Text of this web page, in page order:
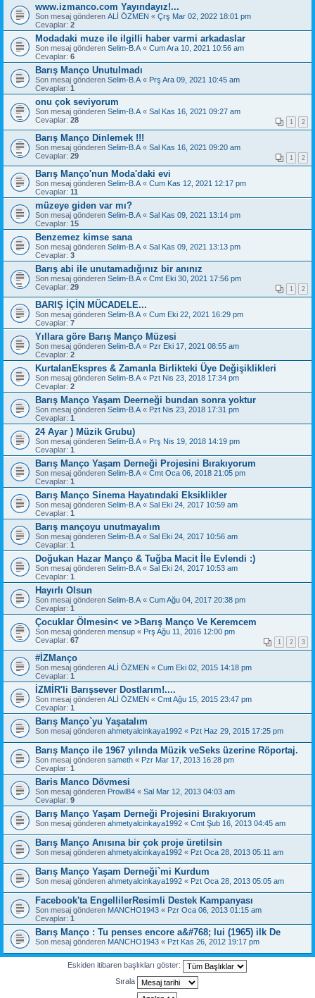
www.izmanco.com Yayındayız!...
Son mesaj gönderen ALİ ÖZMEN « Çrş Mar 02, 2022 18:01 pm
Cevaplar: 2
Modadaki muze ile ilgilli haber varmi arkadaslar
Son mesaj gönderen Selim-B.A « Cum Ara 10, 2021 10:56 am
Cevaplar: 6
Barış Manço Unutulmadı
Son mesaj gönderen Selim-B.A « Prş Ara 09, 2021 10:45 am
Cevaplar: 1
onu çok seviyorum
Son mesaj gönderen Selim-B.A « Sal Kas 16, 2021 09:27 am
Cevaplar: 28 1 2
Barış Manço Dinlemek !!!
Son mesaj gönderen Selim-B.A « Sal Kas 16, 2021 09:20 am
Cevaplar: 29 1 2
Barış Manço'nun Moda'daki evi
Son mesaj gönderen Selim-B.A « Cum Kas 12, 2021 12:17 pm
Cevaplar: 11
müzeye giden var mı?
Son mesaj gönderen Selim-B.A « Sal Kas 09, 2021 13:14 pm
Cevaplar: 15
Benzemez kimse sana
Son mesaj gönderen Selim-B.A « Sal Kas 09, 2021 13:13 pm
Cevaplar: 3
Barış abi ile unutamadığınız bir anınız
Son mesaj gönderen Selim-B.A « Cmt Eki 30, 2021 17:56 pm
Cevaplar: 29 1 2
BARIŞ İÇİN MÜCADELE...
Son mesaj gönderen Selim-B.A « Cum Eki 22, 2021 16:29 pm
Cevaplar: 7
Yıllara göre Barış Manço Müzesi
Son mesaj gönderen Selim-B.A « Pzr Eki 17, 2021 08:55 am
Cevaplar: 2
KurtalanEkspres & Zamanla Birlikteki Üye Değişiklikleri
Son mesaj gönderen Selim-B.A « Pzt Nis 23, 2018 17:34 pm
Cevaplar: 2
Barış Manço Yaşam Deerneği bundan sonra yoktur
Son mesaj gönderen Selim-B.A « Pzt Nis 23, 2018 17:31 pm
Cevaplar: 1
24 Ayar ) Müzik Grubu)
Son mesaj gönderen Selim-B.A « Prş Nis 19, 2018 14:19 pm
Cevaplar: 1
Barış Manço Yaşam Derneği Projesini Bırakıyorum
Son mesaj gönderen Selim-B.A « Cmt Oca 06, 2018 21:05 pm
Cevaplar: 1
Barış Manço Sinema Hayatındaki Eksiklikler
Son mesaj gönderen Selim-B.A « Sal Eki 24, 2017 10:59 am
Cevaplar: 1
Barış mançoyu unutmayalım
Son mesaj gönderen Selim-B.A « Sal Eki 24, 2017 10:56 am
Cevaplar: 1
Doğukan Hazar Manço & Tuğba Macit İle Evlendi :)
Son mesaj gönderen Selim-B.A « Sal Eki 24, 2017 10:53 am
Cevaplar: 1
Hayırlı Olsun
Son mesaj gönderen Selim-B.A « Cum Ağu 04, 2017 20:38 pm
Cevaplar: 1
Çocuklar Ölmesin< ve >Barış Manço Ve Keremcem
Son mesaj gönderen mensup « Prş Ağu 11, 2016 12:00 pm
Cevaplar: 67 1 2 3
#İZManço
Son mesaj gönderen ALİ ÖZMEN « Cum Eki 02, 2015 14:18 pm
Cevaplar: 1
İZMİR'li Barışsever Dostlarım!....
Son mesaj gönderen ALİ ÖZMEN « Cmt Ağu 15, 2015 23:47 pm
Cevaplar: 1
Barış Manço`yu Yaşatalım
Son mesaj gönderen ahmetyalcinkaya1992 « Pzt Haz 29, 2015 17:25 pm
Barış Manço ile 1967 yılında Müzik veSeks üzerine Röportaj.
Son mesaj gönderen sameth « Pzr Mar 17, 2013 16:28 pm
Cevaplar: 1
Baris Manco Dövmesi
Son mesaj gönderen Prowl84 « Sal Mar 12, 2013 04:03 am
Cevaplar: 9
Barış Manço Yaşam Derneği Projesini Bırakıyorum
Son mesaj gönderen ahmetyalcinkaya1992 « Cmt Şub 16, 2013 04:45 am
Barış Manço Anısına bir çok proje üretilsin
Son mesaj gönderen ahmetyalcinkaya1992 « Pzt Oca 28, 2013 05:11 am
Barış Manço Yaşam Derneği`mi Kurdum
Son mesaj gönderen ahmetyalcinkaya1992 « Pzt Oca 28, 2013 05:05 am
Facebook'ta EngellilerResimli Destek Kampanyası
Son mesaj gönderen MANCHO1943 « Pzr Oca 06, 2013 01:15 am
Cevaplar: 1
Barış Manço : Tu penses encore a&#768; lui (1965) ilk De
Son mesaj gönderen MANCHO1943 « Pzt Kas 26, 2012 19:17 pm
Eskiden itibaren başlıkları göster:
Sırala